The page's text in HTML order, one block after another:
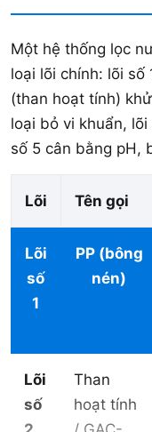
Một hệ thống lọc
loại lõi chính: lõi số
(than hoạt tính)
loại bỏ vi khuẩn,
số 5 cân bằng pH,
Lõi Tên gọi
Lõi
số
1
PP (bông
nén)
Lõi
số
Than
hoạt tính